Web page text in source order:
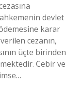
devlet
karar
cezanın,
üçte birinden
Cebir ve